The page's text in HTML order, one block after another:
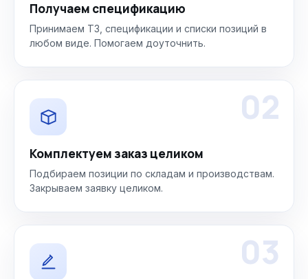
Получаем спецификацию
Принимаем ТЗ, спецификации и списки позиций в
любом виде. Помогаем доуточнить.
02
Комплектуем заказ целиком
Подбираем позиции по складам и производствам.
Закрываем заявку целиком.
03